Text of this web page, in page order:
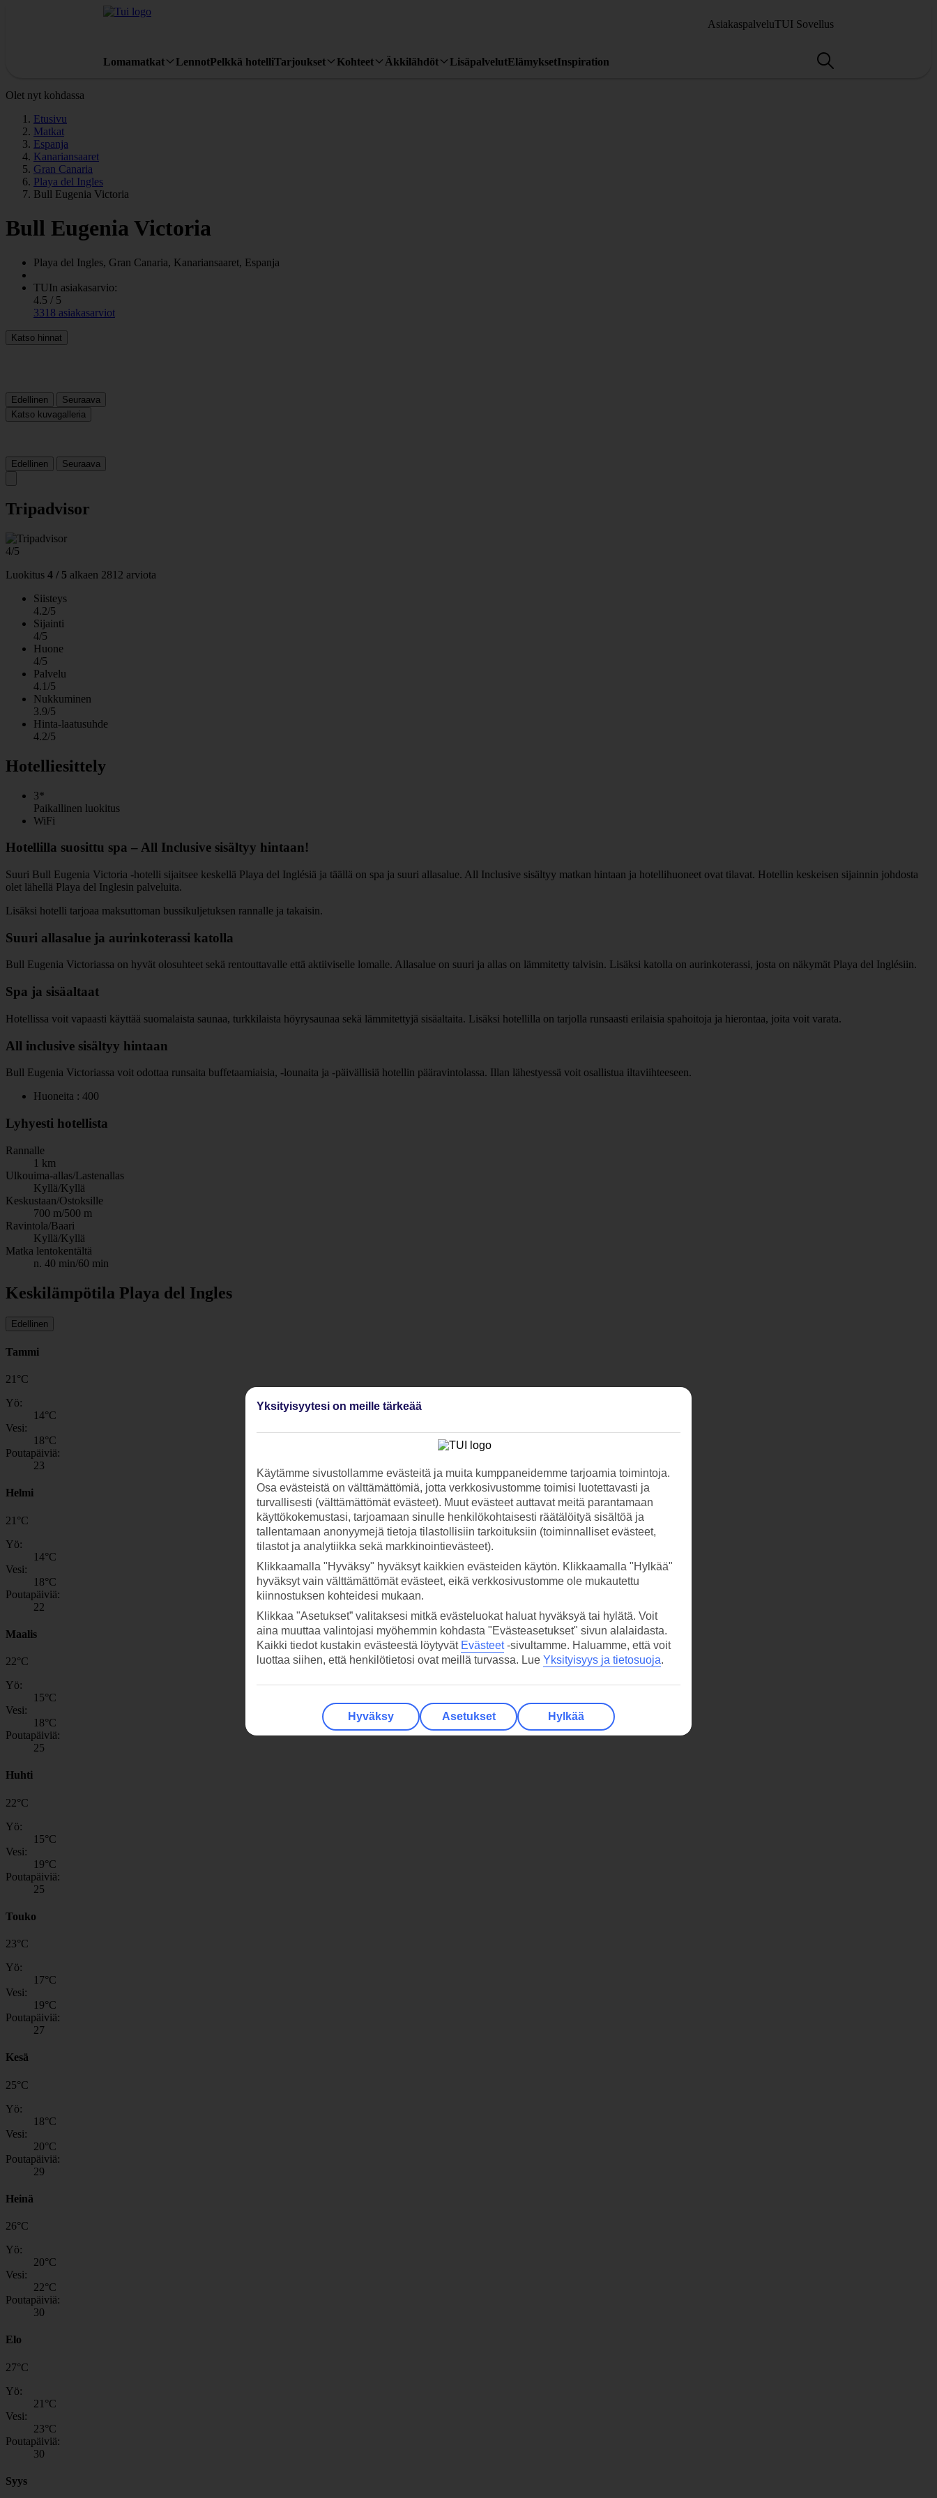
AsiakaspalveluTUI Sovellus
Lomamatkat LennotPelkkä hotelliTarjoukset Kohteet Äkkilähdöt LisäpalvelutElämyksetInspiration
Olet nyt kohdassa
Etusivu
Matkat
Espanja
Kanariansaaret
Gran Canaria
Playa del Ingles
Bull Eugenia Victoria
Bull Eugenia Victoria
Playa del Ingles, Gran Canaria, Kanariansaaret, Espanja
TUIn asiakasarvio:
4.5 / 5
3318 asiakasarviot
Katso hinnat
Edellinen
Seuraava
Katso kuvagalleria
Edellinen Seuraava
Tripadvisor
4/5
Luokitus 4 / 5 alkaen 2812 arviota
Siisteys
4.2/5
Sijainti
4/5
Huone
4/5
Palvelu
4.1/5
Nukkuminen
3.9/5
Hinta-laatusuhde
4.2/5
Hotelliesittely
3*
Paikallinen luokitus
WiFi
Hotellilla suosittu spa – All Inclusive sisältyy hintaan!
Suuri Bull Eugenia Victoria -hotelli sijaitsee keskellä Playa del Inglésiä ja täällä on spa ja suuri allasalue. All Inclusive sisältyy matkan hintaan ja hotellihuoneet ovat tilavat. Hotellin keskeisen sijainnin johdosta
olet lähellä Playa del Inglesin palveluita.
Lisäksi hotelli tarjoaa maksuttoman bussikuljetuksen rannalle ja takaisin.
Suuri allasalue ja aurinkoterassi katolla
Bull Eugenia Victoriassa on hyvät olosuhteet sekä rentouttavalle että aktiiviselle lomalle. Allasalue on suuri ja allas on lämmitetty talvisin. Lisäksi katolla on aurinkoterassi, josta on näkymät Playa del Inglésiin.
Spa ja sisäaltaat
Hotellissa voit vapaasti käyttää suomalaista saunaa, turkkilaista höyrysaunaa sekä lämmitettyjä sisäaltaita. Lisäksi hotellilla on tarjolla runsaasti erilaisia spahoitoja ja hierontaa, joita voit varata.
All inclusive sisältyy hintaan
Bull Eugenia Victoriassa voit odottaa runsaita buffetaamiaisia, -lounaita ja -päivällisiä hotellin pääravintolassa. Illan lähestyessä voit osallistua iltaviihteeseen.
Huoneita : 400
Lyhyesti hotellista
Rannalle
1 km
Ulkouima-allas/Lastenallas
Kyllä/Kyllä
Keskustaan/Ostoksille
700 m/500 m
Ravintola/Baari
Kyllä/Kyllä
Matka lentokentältä
n. 40 min/60 min
Keskilämpötila Playa del Ingles
Edellinen
Tammi
21 °C
Yö:
14°C
Vesi:
18°C
Poutapäiviä:
23
Helmi
21 °C
Yö:
14°C
Vesi:
18°C
Poutapäiviä:
22
Maalis
22°C
Yö:
15°C
Vesi:
18°C
Poutapäiviä:
25
Huhti
22°C
Yö:
15°C
Vesi:
19°C
Poutapäiviä:
25
Touko
23°C
Yö:
17°C
Vesi:
19°C
Poutapäiviä:
27
Kesä
25°C
Yö:
18°C
Vesi:
20°C
Poutapäiviä:
29
Heinä
26°C
Yö:
20°C
Vesi:
22°C
Poutapäiviä:
30
Elo
27°C
Yö:
21 °C
Vesi:
23°C
Poutapäiviä:
30
Syys
Yksityisyytesi on meille tärkeää
Käytämme sivustollamme evästeitä ja muita kumppaneidemme tarjoamia toimintoja.
Osa evästeistä on välttämättömiä, jotta verkkosivustomme toimisi luotettavasti ja
turvallisesti (välttämättömät evästeet). Muut evästeet auttavat meitä parantamaan
käyttökokemustasi, tarjoamaan sinulle henkilökohtaisesti räätälöityä sisältöä ja
tallentamaan anonyymejä tietoja tilastollisiin tarkoituksiin (toiminnalliset evästeet,
tilastot ja analytiikka sekä markkinointievästeet).
Klikkaamalla "Hyväksy" hyväksyt kaikkien evästeiden käytön. Klikkaamalla "Hylkää"
hyväksyt vain välttämättömät evästeet, eikä verkkosivustomme ole mukautettu
kiinnostuksen kohteidesi mukaan.
Klikkaa "Asetukset” valitaksesi mitkä evästeluokat haluat hyväksyä tai hylätä. Voit
aina muuttaa valintojasi myöhemmin kohdasta "Evästeasetukset" sivun alalaidasta.
Kaikki tiedot kustakin evästeestä löytyvät Evästeet-sivultamme. Haluamme, että voit
luottaa siihen, että henkilötietosi ovat meillä turvassa. Lue Yksityisyys ja tietosuoja.
Hyväksy Asetukset Hylkää